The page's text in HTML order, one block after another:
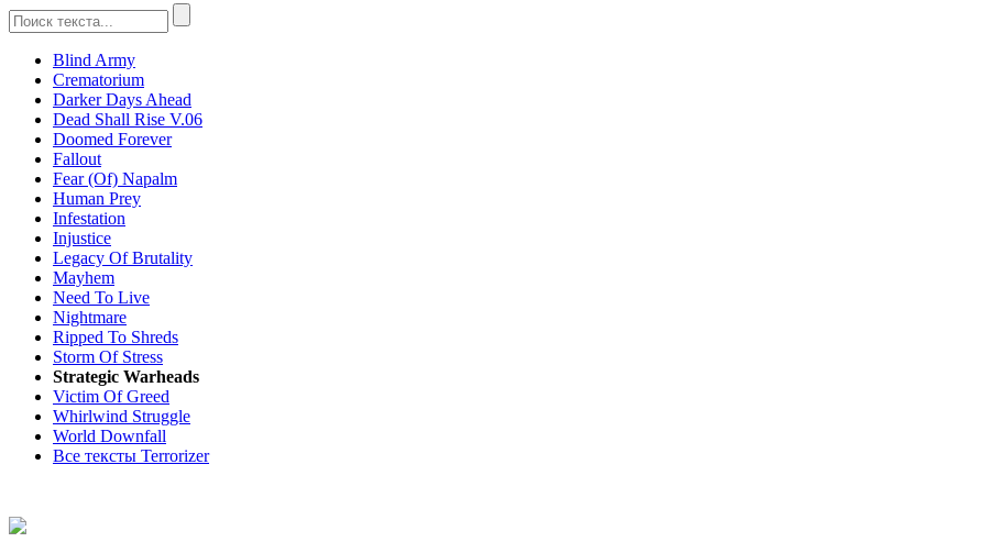
Blind Army
Crematorium
Darker Days Ahead
Dead Shall Rise V.06
Doomed Forever
Fallout
Fear (Of) Napalm
Human Prey
Infestation
Injustice
Legacy Of Brutality
Mayhem
Need To Live
Nightmare
Ripped To Shreds
Storm Of Stress
Strategic Warheads
Victim Of Greed
Whirlwind Struggle
World Downfall
Все тексты Terrorizer